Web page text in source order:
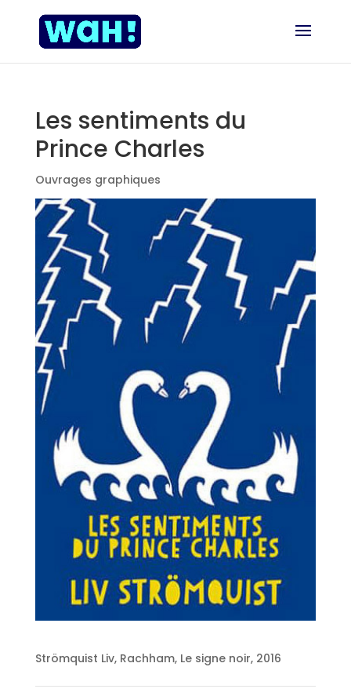
Les sentiments du
Prince Charles
Ouvrages graphiques
Strömquist Liv, Rachham, Le signe noir, 2016